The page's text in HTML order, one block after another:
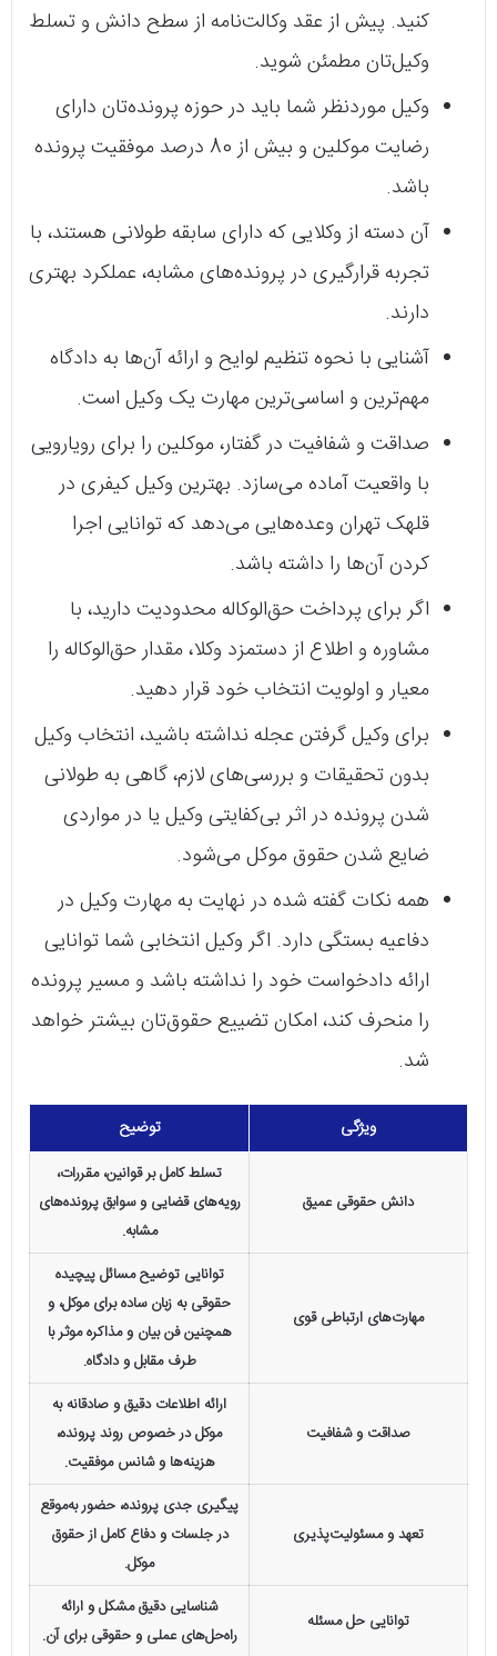
کنید. پیش از عقد وکالت‌نامه از سطح دانش و تسلط
وکیل‌تان مطمئن شوید.
وکیل موردنظر شما باید در حوزه پرونده‌تان دارای
رضایت موکلین و بیش از 80 درصد موفقیت پرونده
باشد.
آن دسته از وکلایی که دارای سابقه طولانی هستند، با
تجربه قرارگیری در پرونده‌های مشابه، عملکرد بهتری
دارند.
آشنایی با نحوه تنظیم لوایح و ارائه آن‌ها به دادگاه
مهم‌ترین و اساسی‌ترین مهارت یک وکیل است.
صداقت و شفافیت در گفتار، موکلین را برای رویارویی
با واقعیت آماده می‌سازد. بهترین وکیل کیفری در
قلهک تهران وعده‌هایی می‌دهد که توانایی اجرا
کردن آن‌ها را داشته باشد.
اگر برای پرداخت حق‌الوکاله محدودیت دارید، با
مشاوره و اطلاع از دستمزد وکلا، مقدار حق‌الوکاله را
معیار و اولویت انتخاب خود قرار دهید.
برای وکیل گرفتن عجله نداشته باشید، انتخاب وکیل
بدون تحقیقات و بررسی‌های لازم، گاهی به طولانی
شدن پرونده در اثر بی‌کفایتی وکیل یا در مواردی
ضایع شدن حقوق موکل می‌شود.
همه نکات گفته شده در نهایت به مهارت وکیل در
دفاعیه بستگی دارد. اگر وکیل انتخابی شما توانایی
ارائه دادخواست خود را نداشته باشد و مسیر پرونده
را منحرف کند، امکان تضییع حقوق‌تان بیشتر خواهد
شد.
ویژگی توضیح
دانش حقوقی عمیق
تسلط کامل بر قوانین، مقررات،
رویه‌های قضایی و سوابق پرونده‌های
مشابه.
مهارت‌های ارتباطی قوی
توانایی توضیح مسائل پیچیده
حقوقی به زبان ساده برای موکل، و
همچنین فن بیان و مذاکره موثر با
طرف مقابل و دادگاه.
صداقت و شفافیت
ارائه اطلاعات دقیق و صادقانه به
موکل در خصوص روند پرونده،
هزینه‌ها و شانس موفقیت.
تعهد و مسئولیت‌پذیری
پیگیری جدی پرونده، حضور به‌موقع
در جلسات و دفاع کامل از حقوق
موکل.
توانایی حل مسئله
شناسایی دقیق مشکل و ارائه
راه‌حل‌های عملی و حقوقی برای آن.